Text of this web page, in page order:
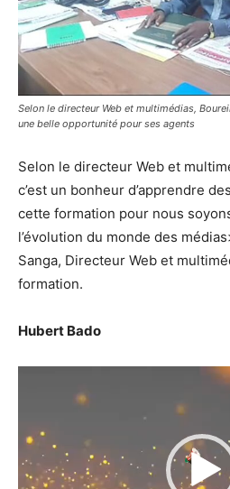
Selon le directeur Web et multimédias,
une belle opportunité pour ses agents
Selon le directeur Web et
c’est un bonheur d’apprendre
cette formation pour nous
l’évolution du monde des
Sanga, Directeur Web et
formation.
Hubert Bado